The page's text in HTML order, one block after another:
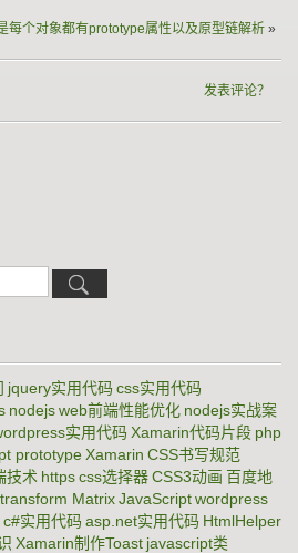
每个对象都有prototype属性以及原型链解析 »
发表评论？
jquery实用代码css实用代码
nodejsweb前端性能优化 nodejs实战案
实用代码Xamarin代码片段 php
prototypeXamarin CSS书写规范
技术 httpscss选择器CSS3动画 百度地
transform MatrixJavaScriptwordpress
c#实用代码asp.net实用代码 HtmlHelper
Xamarin制作Toast javascript类